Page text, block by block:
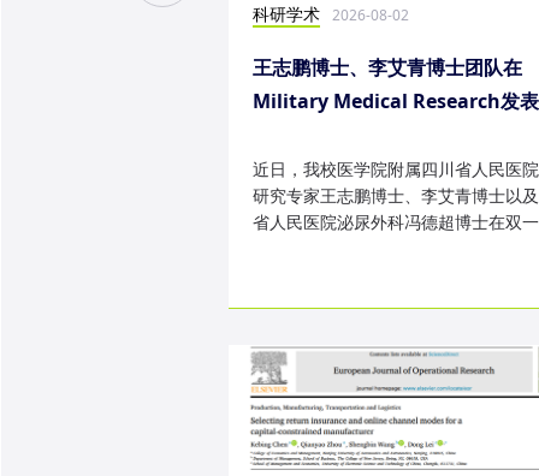
科研学术 2026-08-02
王志鹏博士、李艾青博士团队在
Military Medical Research发
近日，我校医学院附属四川省人民医
研究专家王志鹏博士、李艾青博士以
省人民医院泌尿外科冯德超博士在双